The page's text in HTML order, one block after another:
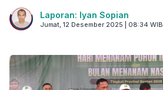
Laporan: Iyan Sopian
Jumat, 12 Desember 2025 | 08:34 WIB